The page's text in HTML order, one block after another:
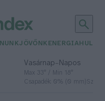
JÖVŐNK ENERGIA
Vasárnap– Napos
Max 33° / Min 18°
Csapadék: 0% (0 mm)Szél: